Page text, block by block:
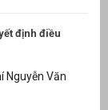
định điều
Nguyễn Văn